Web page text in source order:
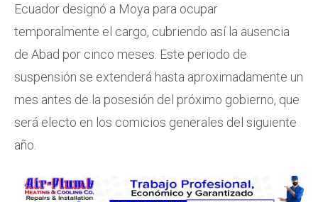
Ecuador designó a Moya para ocupar
temporalmente el cargo, cubriendo así la ausencia
de Abad por cinco meses. Este periodo de
suspensión se extenderá hasta aproximadamente un
mes antes de la posesión del próximo gobierno, que
será electo en los comicios generales del siguiente
año.